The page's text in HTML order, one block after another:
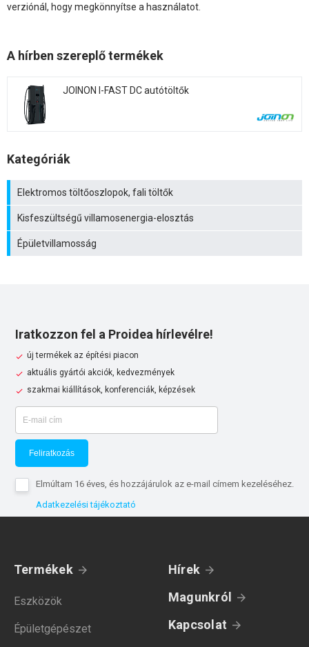
verziónál, hogy megkönnyítse a használatot.
A hírben szereplő termékek
JOINON I-FAST DC autótöltők
Kategóriák
Elektromos töltőoszlopok, fali töltők
Kisfeszültségű villamosenergia-elosztás
Épületvillamosság
Iratkozzon fel a Proidea hírlevélre!
új termékek az építési piacon
aktuális gyártói akciók, kedvezmények
szakmai kiállítások, konferenciák, képzések
Feliratkozás
Elmúltam 16 éves, és hozzájárulok az e-mail címem kezeléséhez.
Adatkezelési tájékoztató
Termékek
Eszközök
Épületgépészet
Hírek
Magunkról
Kapcsolat